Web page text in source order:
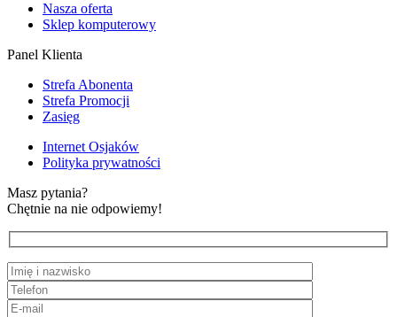
Nasza oferta
Sklep komputerowy
Panel Klienta
Strefa Abonenta
Strefa Promocji
Zasięg
Internet Osjaków
Polityka prywatności
Masz pytania?
Chętnie na nie odpowiemy!